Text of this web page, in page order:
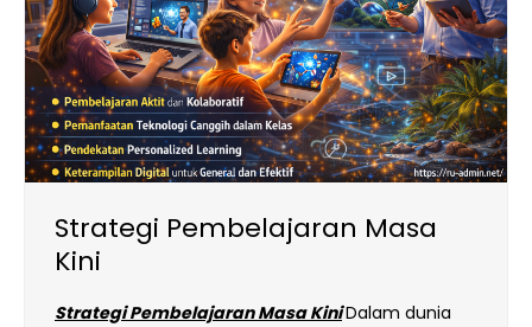
Strategi Pembelajaran Masa
Kini
Strategi Pembelajaran Masa KiniDalam dunia